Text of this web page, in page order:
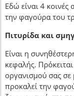
Εδώ είναι 4 κοινές
την φαγούρα του
Πιτυρίδα και
Είναι η
κεφαλής.
οργανισμού σας
προκαλεί την